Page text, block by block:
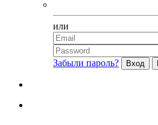
или
Забыли пароль?